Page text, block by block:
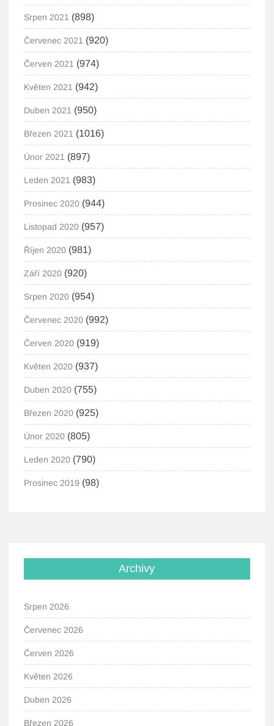
Srpen 2021 (898)
Červenec 2021 (920)
Červen 2021 (974)
Květen 2021 (942)
Duben 2021 (950)
Březen 2021 (1016)
Únor 2021 (897)
Leden 2021 (983)
Prosinec 2020 (944)
Listopad 2020 (957)
Říjen 2020 (981)
Září 2020 (920)
Srpen 2020 (954)
Červenec 2020 (992)
Červen 2020 (919)
Květen 2020 (937)
Duben 2020 (755)
Březen 2020 (925)
Únor 2020 (805)
Leden 2020 (790)
Prosinec 2019 (98)
Archivy
Srpen 2026
Červenec 2026
Červen 2026
Květen 2026
Duben 2026
Březen 2026